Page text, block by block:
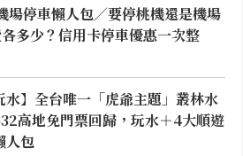
場停車懶人包／要停桃機還是機場
多少？信用卡停車優惠一次整
水】全台唯一「虎爺主題」叢林水
高地免門票回歸，玩水＋4大順遊
人包